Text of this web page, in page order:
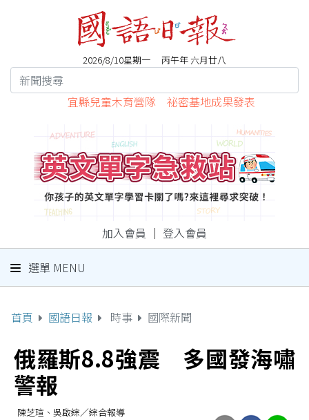
2026/8/10星期一 丙午年 六月廿八
宜縣兒童木育營隊 祕密基地成果發表
加入會員 ｜ 登入會員
選單 MENU
首頁 國語日報 時事 國際新聞
俄羅斯8.8強震 多國發海嘯
警報
陳芝瑄、吳啟綜／綜合報導